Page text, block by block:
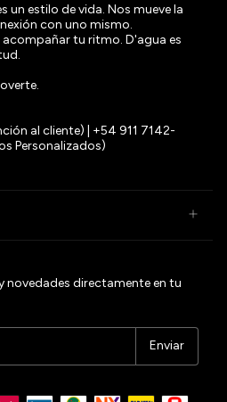
un estilo de vida. Nos mueve la
con uno mismo.
tu ritmo. D'agua es
al cliente) | +54 911 7142-
Personalizados)
novedades directamente en tu